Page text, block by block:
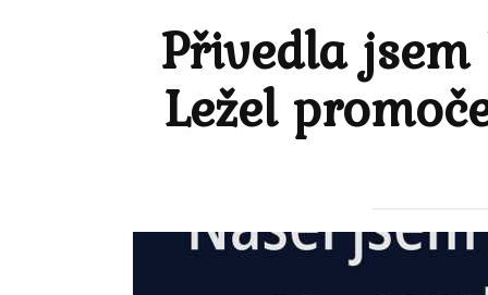
Přivedla
Ležel